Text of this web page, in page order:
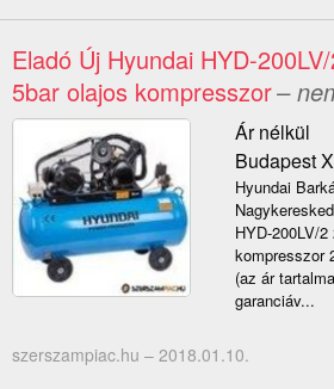
Eladó Új Hyundai HYD-
5bar olajos kompresszor–
Ár nélkül
Budapest
Hyundai
HYD-200LV/
kompresszor
(az ár
garanciáv...
szerszampiac.hu – 2018.01.10.